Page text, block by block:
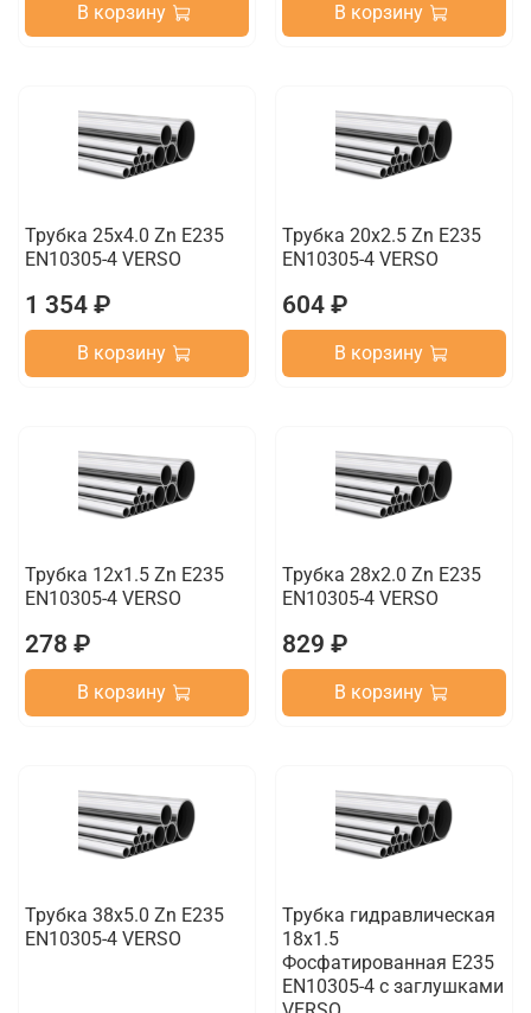
В корзину В корзину
Трубка 25х4.0 Zn E235
EN10305-4 VERSO
1 354 ₽
В корзину
Трубка 20х2.5 Zn E235
EN10305-4 VERSO
604 ₽
В корзину
Трубка 12х1.5 Zn E235
EN10305-4 VERSO
278 ₽
В корзину
Трубка 28х2.0 Zn E235
EN10305-4 VERSO
829 ₽
В корзину
Трубка 38х5.0 Zn E235
EN10305-4 VERSO
Трубка гидравлическая
18х1.5
Фосфатированная E235
EN10305-4 с заглушками